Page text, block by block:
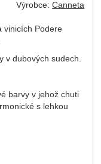
Výrobce:Canneta
vinicích Podere
v dubových sudech.
barvy v jehož chuti
s lehkou